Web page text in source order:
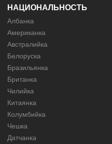
НАЦИОНАЛЬНОСТЬ
Албанка
Американка
Австралийка
Белоруска
Бразильянка
Британка
Чилийка
Китаянка
Колумбийка
Чешка
Датчанка